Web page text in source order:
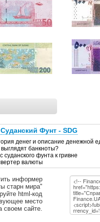
информер
старн мира"
html-код
место
своем сайте.